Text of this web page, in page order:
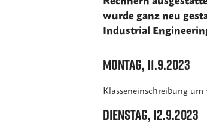
wurde ganz neu
Industrial
Montag, 11.9.2023
Klasseneinschreibung um
Dienstag, 12.9.2023